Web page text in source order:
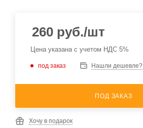
260 руб./шт
Цена указана с учетом НДС 5%
под заказ Нашли дешевле?
ПОД ЗАКАЗ
Хочу в подарок